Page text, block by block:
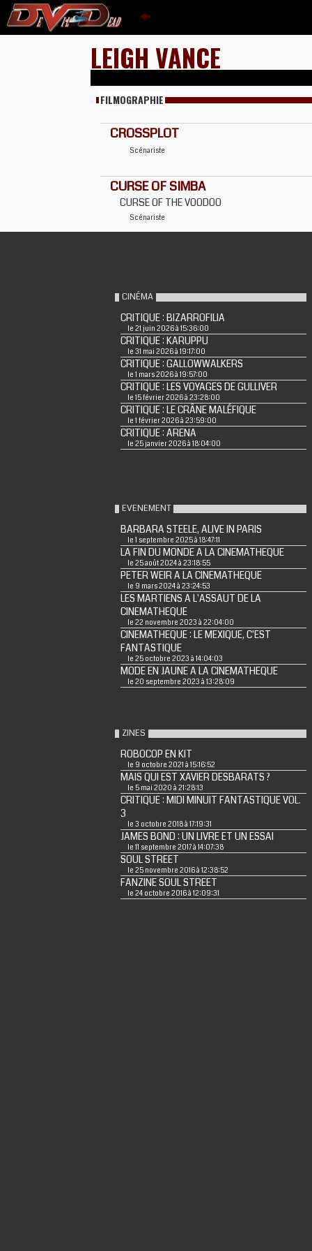
LEIGH VANCE
FILMOGRAPHIE
CROSSPLOT
Scénariste
CURSE OF SIMBA
CURSE OF THE VOODOO
Scénariste
CINÉMA
CRITIQUE : BIZARROFILIA
le 21 juin 2026 à 15:36:00
CRITIQUE : KARUPPU
le 31 mai 2026 à 19:17:00
CRITIQUE : GALLOWWALKERS
le 1 mars 2026 à 19:57:00
CRITIQUE : LES VOYAGES DE GULLIVER
le 15 février 2026 à 23:28:00
CRITIQUE : LE CRÂNE MALÉFIQUE
le 1 février 2026 à 23:59:00
CRITIQUE : ARENA
le 25 janvier 2026 à 18:04:00
EVENEMENT
BARBARA STEELE, ALIVE IN PARIS
le 1 septembre 2025 à 18:47:11
LA FIN DU MONDE A LA CINEMATHEQUE
le 25 août 2024 à 23:18:55
PETER WEIR A LA CINEMATHEQUE
le 9 mars 2024 à 23:24:53
LES MARTIENS A L'ASSAUT DE LA
CINEMATHEQUE
le 22 novembre 2023 à 22:04:00
CINEMATHEQUE : LE MEXIQUE, C'EST
FANTASTIQUE
le 25 octobre 2023 à 14:04:03
MODE EN JAUNE A LA CINEMATHEQUE
le 20 septembre 2023 à 13:28:09
ZINES
ROBOCOP EN KIT
le 9 octobre 2021 à 15:16:52
MAIS QUI EST XAVIER DESBARATS ?
le 5 mai 2020 à 21:28:13
CRITIQUE : MIDI MINUIT FANTASTIQUE VOL.
3
le 3 octobre 2018 à 17:19:31
JAMES BOND : UN LIVRE ET UN ESSAI
le 11 septembre 2017 à 14:07:38
SOUL STREET
le 25 novembre 2016 à 12:38:52
FANZINE SOUL STREET
le 24 octobre 2016 à 12:09:31